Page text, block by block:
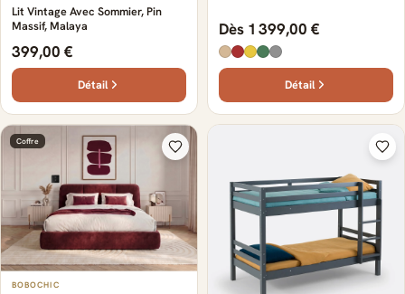
Lit Vintage Avec Sommier, Pin
Massif, Malaya
399,00 €
Détail
Dès 1 399,00 €
Détail
Coffre
BOBOCHIC